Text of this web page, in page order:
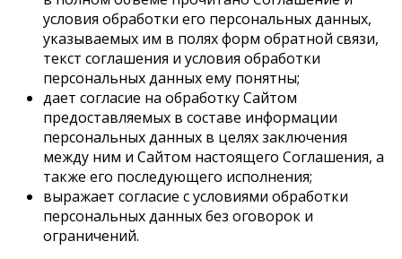
условия обработки его персональных данных,
указываемых им в полях форм обратной связи,
текст соглашения и условия обработки
персональных данных ему понятны;
дает согласие на обработку Сайтом
предоставляемых в составе информации
персональных данных в целях заключения
между ним и Сайтом настоящего Соглашения, а
также его последующего исполнения;
выражает согласие с условиями обработки
персональных данных без оговорок и
ограничений.